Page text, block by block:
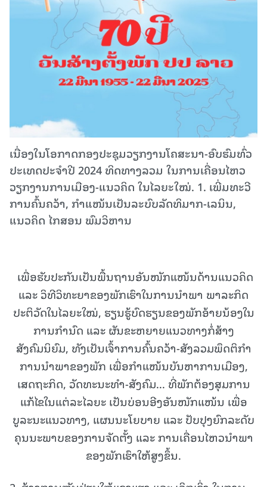
ເນື່ອງໃນໂອກາດກອງປະຊຸມວຽກງານໂຄສະນາ-ອົບຮົມທົ່ວ
ປະເທດປະຈໍາປີ 2024 ທິດທາງລວມ ໃນການເຄື່ອນໄຫວ
ວຽກງານການເມືອງ-ແນວຄິດ ໃນໄລຍະໃໝ່. 1. ເພີ່ມທະວີ
ການຄົ້ນຄວ້າ, ກໍາແໜ້ນເປັນລະບົບລັດທິມາກ-ເລນິນ,
ແນວຄິດ ໄກສອນ ພົມວິຫານ
ເພື່ອຮັບປະກັນເປັນພື້ນຖານອັນໜັກແໜ້ນດ້ານແນວຄິດ
ແລະ ວິທີວິທະຍາຂອງພັກເຮົາໃນການນໍາພາ ພາລະກິດ
ປະຕິວັດໃນໄລຍະໃໝ່, ຮຽນຮູ້ບົດຮຽນຂອງພັກອ້າຍນ້ອງໃນ
ການກໍານົດ ແລະ ຜັນຂະຫຍາຍແນວທາງກໍ່ສ້າງ
ສັງຄົມນິຍົມ, ທັງເປັນເຈົ້າການຄົ້ນຄວ້າ-ສັງລວມພຶດຕິກໍາ
ການນໍາພາຂອງພັກ ເພື່ອກໍາແໜ້ນບັນຫາການເມືອງ,
ເສດຖະກິດ, ວັດທະນະທໍາ-ສັງຄົມ... ທີ່ພັກຕ້ອງສຸມການ
ແກ້ໄຂໃນແຕ່ລະໄລຍະ ເປັນບ່ອນອີງອັນໜັກແໜ້ນ ເພື່ອ
ບູລະນະແນວທາງ, ແຜນນະໂຍບາຍ ແລະ ປັບປຸງຍົກລະດັບ
ຄຸນນະພາບຂອງການຈັດຕັ້ງ ແລະ ການເຄື່ອນໄຫວນໍາພາ
ຂອງພັກເຮົາໃຫ້ສູງຂຶ້ນ.